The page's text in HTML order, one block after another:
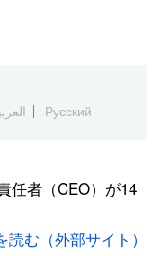
Русский
任者（CEO）が14
読む（外部サイト）